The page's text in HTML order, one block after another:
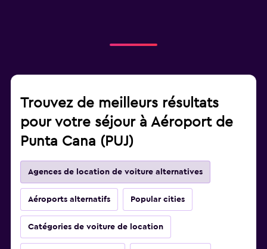
Trouvez de meilleurs résultats
pour votre séjour à Aéroport de
Punta Cana (PUJ)
Agences de location de voiture alternatives
Aéroports alternatifs Popular cities
Catégories de voiture de location